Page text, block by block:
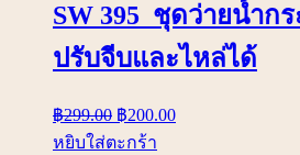
SW 395 ชุดว่ายน้ำก
ปรับจีบและไหล่ได้
฿299.00 ฿200.00
หยิบใส่ตะกร้า